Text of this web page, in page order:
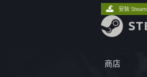
商店
安裝 Steam